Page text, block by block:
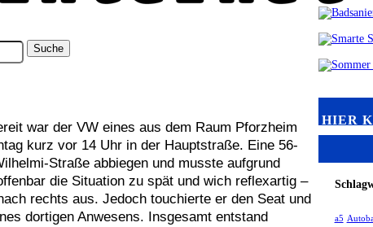
war der VW eines aus dem Raum Pforzheim
kurz vor 14 Uhr in der Hauptstraße. Eine 56-
Straße abbiegen und musste aufgrund
die Situation zu spät und wich reflexartig –
rechts aus. Jedoch touchierte er den Seat und
dortigen Anwesens. Insgesamt entstand
HIER
a5